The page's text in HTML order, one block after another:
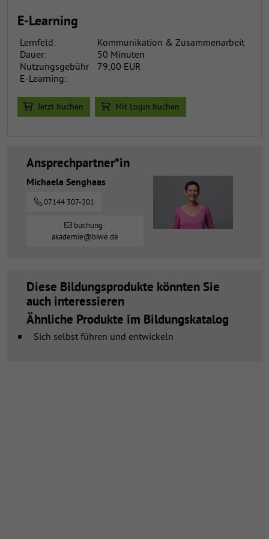
E-Learning
Lernfeld:
Kommunikation & Zusammenarbeit
Dauer:
50 Minuten
Nutzungsgebühr
E-Learning:
79,00 EUR
Jetzt buchen Mit Login buchen
Ansprechpartner*in
Michaela Senghaas
07144 307-201
buchung-
akademie@biwe.de
Diese Bildungsprodukte könnten Sie
auch interessieren
Ähnliche Produkte im Bildungskatalog
Sich selbst führen und entwickeln